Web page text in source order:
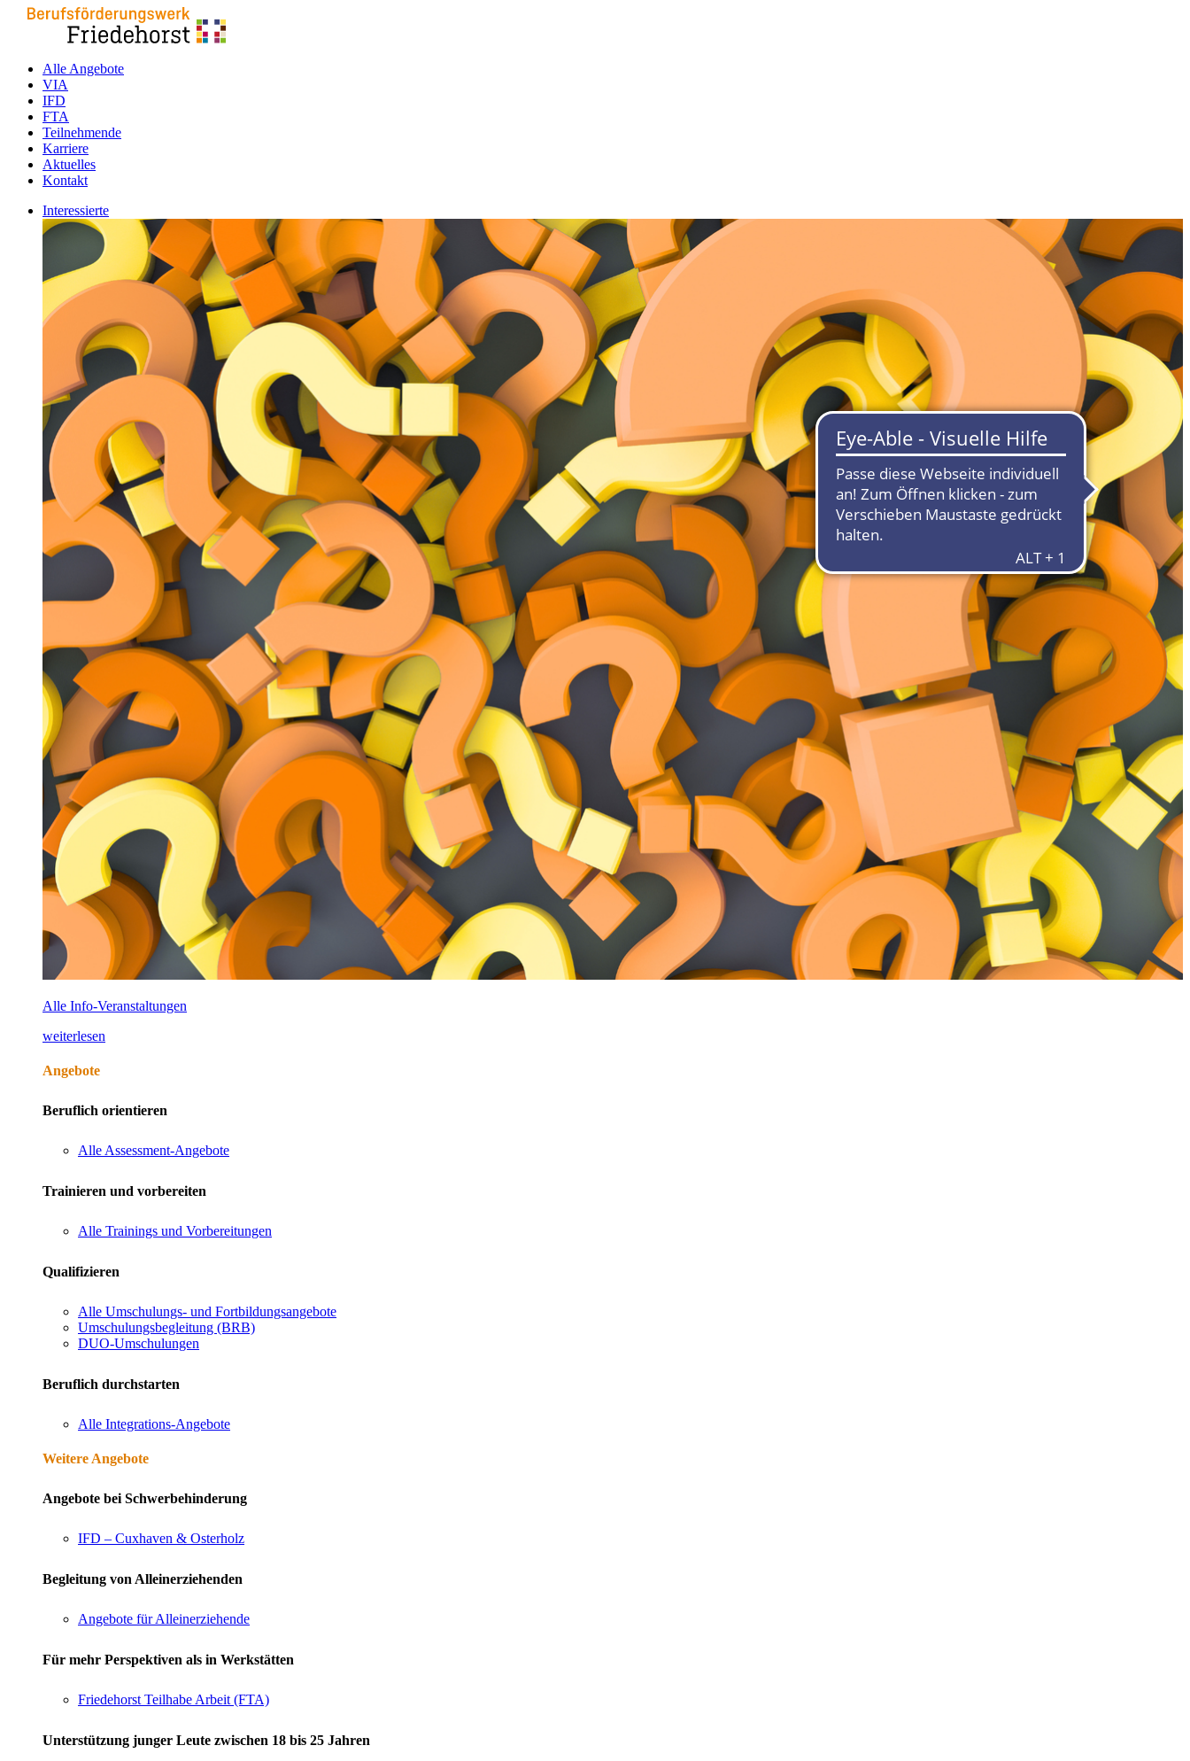
Alle Angebote
VIA
IFD
FTA
Teilnehmende
Karriere
Aktuelles
Kontakt
Interessierte
Alle Info-Veranstaltungen
weiterlesen
Angebote
Beruflich orientieren
Alle Assessment-Angebote
Trainieren und vorbereiten
Alle Trainings und Vorbereitungen
Qualifizieren
Alle Umschulungs- und Fortbildungsangebote
Umschulungsbegleitung (BRB)
DUO-Umschulungen
Beruflich durchstarten
Alle Integrations-Angebote
Weitere Angebote
Angebote bei Schwerbehinderung
IFD – Cuxhaven & Osterholz
Begleitung von Alleinerziehenden
Angebote für Alleinerziehende
Für mehr Perspektiven als in Werkstätten
Friedehorst Teilhabe Arbeit (FTA)
Unterstützung junger Leute zwischen 18 bis 25 Jahren